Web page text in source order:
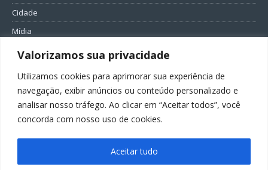
Valorizamos sua privacidade
Utilizamos cookies para aprimorar sua experiência de
navegação, exibir anúncios ou conteúdo personalizado e
analisar nosso tráfego. Ao clicar em “Aceitar todos”, você
concorda com nosso uso de cookies.
Aceitar tudo
Cidade
Mídia
Entretenimento
Política